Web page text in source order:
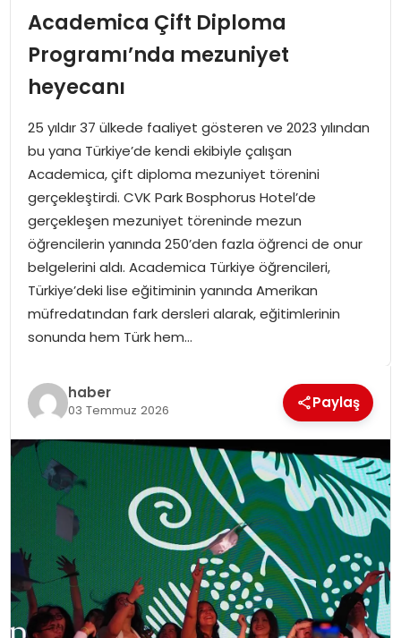
EĞITIM
SPOR
GÜNDEM
MAGAZIN
Academica Çift Diploma
Programı’nda mezuniyet
heyecanı
25 yıldır 37 ülkede faaliyet gösteren ve 2023 yılından
bu yana Türkiye’de kendi ekibiyle çalışan
Academica, çift diploma mezuniyet törenini
gerçekleştirdi. CVK Park Bosphorus Hotel’de
gerçekleşen mezuniyet töreninde mezun
öğrencilerin yanında 250’den fazla öğrenci de onur
belgelerini aldı. Academica Türkiye öğrencileri,
Türkiye’deki lise eğitiminin yanında Amerikan
müfredatından fark dersleri alarak, eğitimlerinin
sonunda hem Türk hem…
haber
03 Temmuz 2026 Paylaş